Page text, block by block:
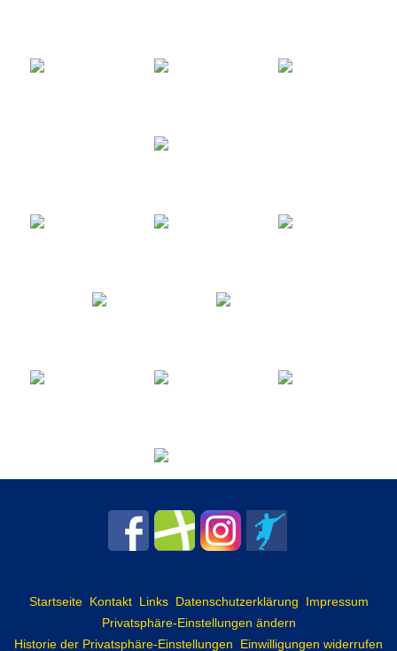
Startseite Kontakt Links Datenschutzerklärung
Impressum
Privatsphäre-Einstellungen ändern
Historie der Privatsphäre-Einstellungen
Einwilligungen widerrufen